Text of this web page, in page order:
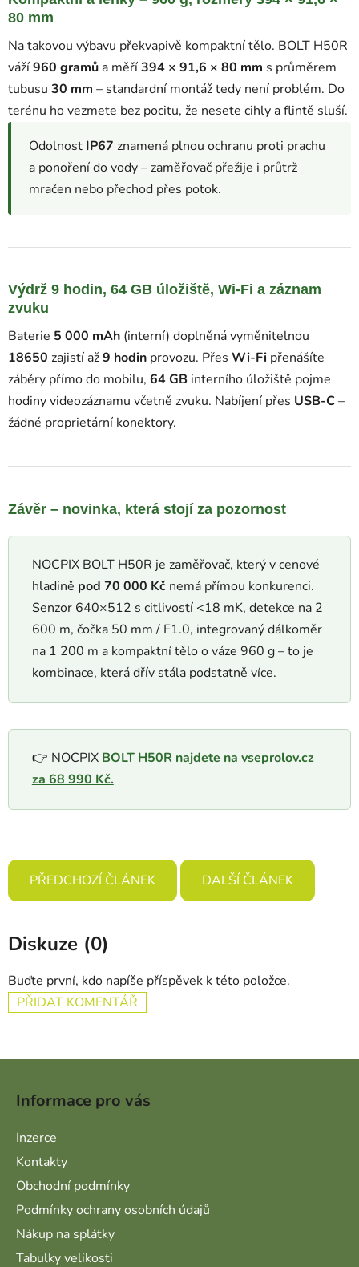
80 mm
Na takovou výbavu překvapivě kompaktní tělo. BOLT H50R
váží960 gramů a měří394 × 91,6 × 80 mm s průměrem
tubusu 30 mm – standardní montáž tedy není problém. Do
terénu ho vezmete bez pocitu, že nesete cihlу a flintě sluší.
Odolnost IP67 znamená plnou ochranu proti prachu
a ponoření do vody – zaměřovač přežije i průtrž
mračen nebo přechod přes potok.
Výdrž 9 hodin, 64 GB úložiště, Wi-Fi a záznam
zvuku
Baterie 5 000 mAh (interní) doplněná vyměnitelnou
18650 zajistí až9 hodin provozu. Přes Wi-Fi přenášíte
záběry přímo do mobilu, 64 GB interního úložiště pojme
hodiny videozáznamu včetně zvuku. Nabíjení přes USB-C–
žádné proprietární konektory.
Závěr – novinka, která stojí za pozornost
NOCPIX BOLT H50R je zaměřovač, který v cenové
hladině pod 70 000 Kčnemá přímou konkurenci.
Senzor 640×512 s citlivostí <18 mK, detekce na 2
600 m, čočka 50 mm / F1.0, integrovaný dálkoměr
na 1 200 m a kompaktní tělo o váze 960 g – to je
kombinace, která dřív stála podstatně více.
👉 NOCPIX BOLT H50R najdete na vseprolov.cz
za 68 990 Kč.
PŘEDCHOZÍ ČLÁNEK DALŠÍ ČLÁNEK
Diskuze (0)
Buďte první, kdo napíše příspěvek k této položce.
PŘIDAT KOMENTÁŘ
Informace pro vás
Inzerce
Kontakty
Obchodní podmínky
Podmínky ochrany osobních údajů
Nákup na splátky
Tabulky velikosti